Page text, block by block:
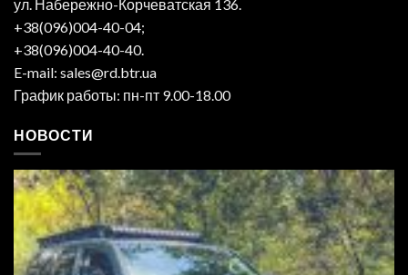
ул. Набережно-Корчеватская 136.
+38(096)004-40-04;
+38(096)004-40-40.
E-mail: sales@rd.btr.ua
График работы: пн-пт 9.00-18.00
НОВОСТИ